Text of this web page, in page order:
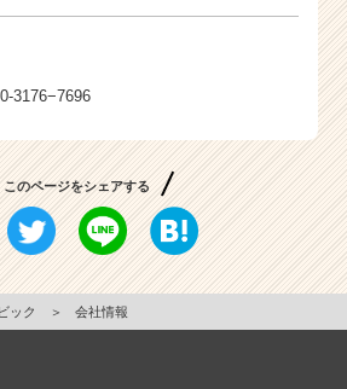
3176−7696
このページをシェアする
ック ＞ 会社情報